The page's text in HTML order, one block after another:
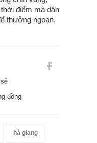
điểm mà dân
thưởng ngoạn.
đồng
hà giang